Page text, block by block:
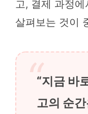
고, 결제 과정
살펴보는 것이
“지금 바
고의 순